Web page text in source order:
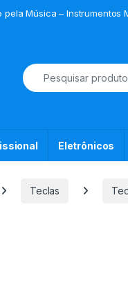
Música – Instrumentos
Search for:
Eletrônicos
Teclas